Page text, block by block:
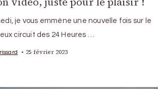
je vous emmène une nouvelle fois sur le
circuit des 24 Heures …
25 février 2023